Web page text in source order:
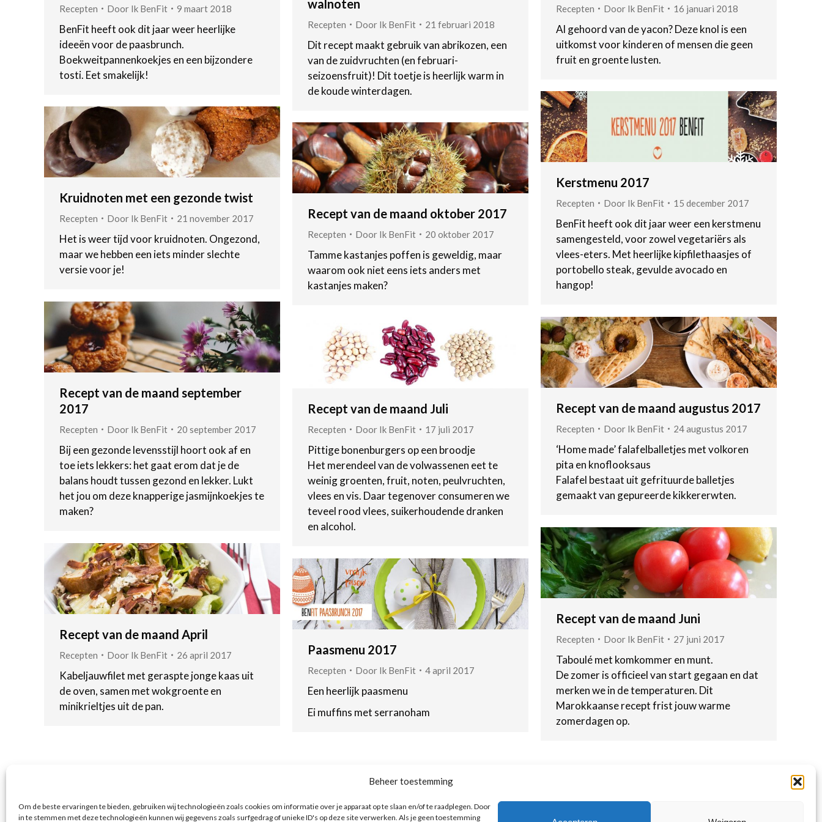
Beheer toestemming
Om de beste ervaringen te bieden, gebruiken wij technologieën zoals cookies om informatie over je apparaat op te slaan en/of te raadplegen. Door
in te stemmen met deze technologieën kunnen wij gegevens zoals surfgedrag of unieke ID's op deze site verwerken. Als je geen toestemming
Recepten Door Ik BenFit 9 maart 2018
BenFit heeft ook dit jaar weer heerlijke
ideeën voor de paasbrunch.
Boekweitpannenkoekjes en een bijzondere
tosti. Eet smakelijk!
walnoten
Recepten Door Ik BenFit 21 februari 2018
Dit recept maakt gebruik van abrikozen, een
van de zuidvruchten (en februari-
seizoensfruit)! Dit toetje is heerlijk warm in
de koude winterdagen.
Recepten Door Ik BenFit 16 januari 2018
Al gehoord van de yacon? Deze knol is een
uitkomst voor kinderen of mensen die geen
fruit en groente lusten.
Kerstmenu 2017
Recepten Door Ik BenFit 15 december 2017
BenFit heeft ook dit jaar weer een kerstmenu
samengesteld, voor zowel vegetariërs als
vlees-eters. Met heerlijke kipfilethaasjes of
portobello steak, gevulde avocado en
hangop!
Kruidnoten met een gezonde twist
Recepten Door Ik BenFit 21 november 2017
Het is weer tijd voor kruidnoten. Ongezond,
maar we hebben een iets minder slechte
versie voor je!
Recept van de maand oktober 2017
Recepten Door Ik BenFit 20 oktober 2017
Tamme kastanjes poffen is geweldig, maar
waarom ook niet eens iets anders met
kastanjes maken?
Recept van de maand september
2017
Recepten Door Ik BenFit 20 september 2017
Bij een gezonde levensstijl hoort ook af en
toe iets lekkers: het gaat erom dat je de
balans houdt tussen gezond en lekker. Lukt
het jou om deze knapperige jasmijnkoekjes te
maken?
Recept van de maand augustus 2017
Recepten Door Ik BenFit 24 augustus 2017
‘Home made’ falafelballetjes met volkoren
pita en knoflooksaus
Falafel bestaat uit gefrituurde balletjes
gemaakt van gepureerde kikkererwten.
Recept van de maand Juli
Recepten Door Ik BenFit 17 juli 2017
Pittige bonenburgers op een broodje
Het merendeel van de volwassenen eet te
weinig groenten, fruit, noten, peulvruchten,
vlees en vis. Daar tegenover consumeren we
teveel rood vlees, suikerhoudende dranken
en alcohol.
Recept van de maand Juni
Recepten Door Ik BenFit 27 juni 2017
Taboulé met komkommer en munt.
De zomer is officieel van start gegaan en dat
merken we in de temperaturen. Dit
Marokkaanse recept frist jouw warme
zomerdagen op.
Recept van de maand April
Recepten Door Ik BenFit 26 april 2017
Kabeljauwfilet met geraspte jonge kaas uit
de oven, samen met wokgroente en
minikrieltjes uit de pan.
Paasmenu 2017
Recepten Door Ik BenFit 4 april 2017
Een heerlijk paasmenu
Ei muffins met serranoham
6 7 8 9